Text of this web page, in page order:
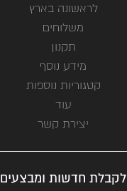
לראשונה בארץ
משלוחים
תקנון
מידע נוסף
קטגוריות נוספות
עוד
יצירת קשר
לקבלת חדשות ומבצעים